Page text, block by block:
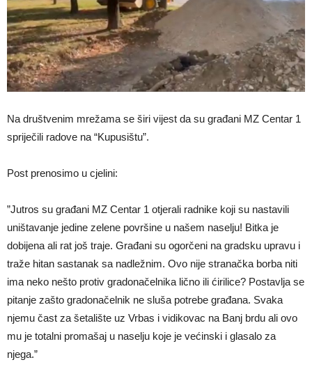
Na društvenim mrežama se širi vijest da su građani MZ Centar 1
spriječili radove na “Kupusištu”.
Post prenosimo u cjelini:
”Jutros su građani MZ Centar 1 otjerali radnike koji su nastavili
uništavanje jedine zelene površine u našem naselju! Bitka je
dobijena ali rat još traje. Građani su ogorčeni na gradsku upravu i
traže hitan sastanak sa nadležnim. Ovo nije stranačka borba niti
ima neko nešto protiv gradonačelnika lično ili ćirilice? Postavlja se
pitanje zašto gradonačelnik ne sluša potrebe građana. Svaka
njemu čast za šetalište uz Vrbas i vidikovac na Banj brdu ali ovo
mu je totalni promašaj u naselju koje je većinski i glasalo za
njega.”